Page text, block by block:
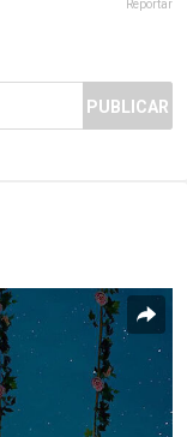
Reportar
PUBLICAR